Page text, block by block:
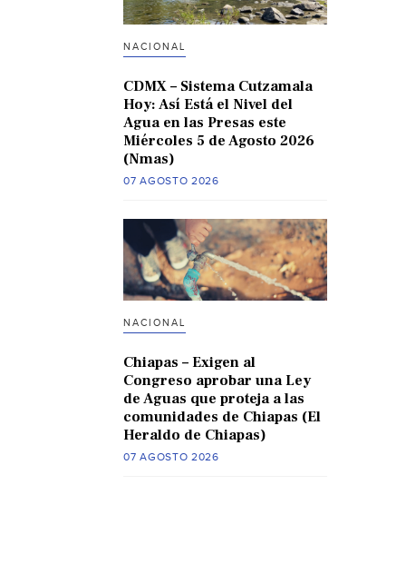
NACIONAL
CDMX – Sistema Cutzamala
Hoy: Así Está el Nivel del
Agua en las Presas este
Miércoles 5 de Agosto 2026
(Nmas)
07 AGOSTO 2026
NACIONAL
Chiapas – Exigen al
Congreso aprobar una Ley
de Aguas que proteja a las
comunidades de Chiapas (El
Heraldo de Chiapas)
07 AGOSTO 2026